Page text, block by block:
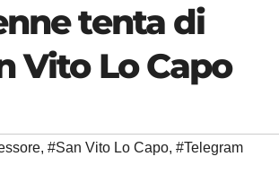
tenta di
Vito Lo Capo
, #San Vito Lo Capo, #Telegram